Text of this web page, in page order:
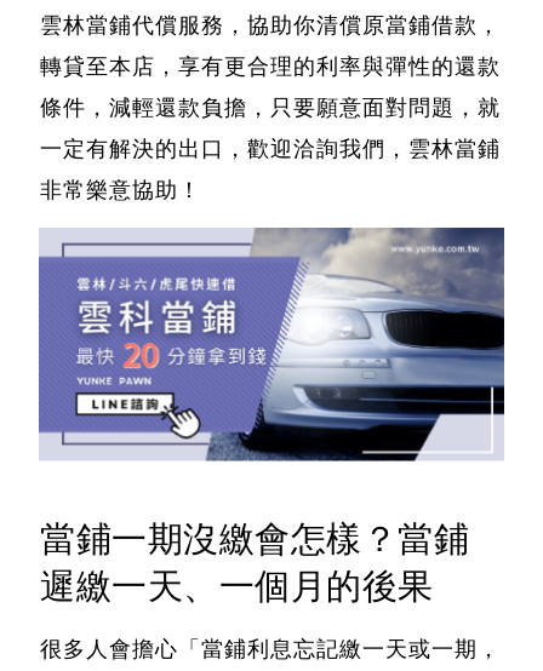
雲林當鋪代償服務，協助你清償原當鋪借款，
轉貸至本店 ，享有更合理的利率與彈性的還款
條件，減輕還款負擔，只要願意面對問題，就
一定有解決的出口，歡迎洽詢我們，雲林當鋪
非常樂意協助！
當鋪一期沒繳會怎樣？當鋪
遲繳一天、一個月的後果
很多人會擔心「當鋪利息忘記繳一天或一期，